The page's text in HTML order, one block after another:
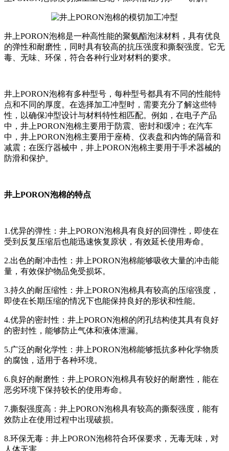
井上PORON泡棉是一种高性能的聚氨酯泡沫材料，具有优良
的弹性和耐磨性，同时具有较高的抗压强度和撕裂强度。它无
毒、无味、环保，符合各种行业对材料的要求。
井上PORON泡棉有多种型号，每种型号都具有不同的性能特
点和不同的厚度。在选择加工冲型时，需要充分了解这些特
性，以确保冲型设计与材料特性相匹配。例如，在电子产品
中，井上PORON泡棉主要用于防震、密封和缓冲；在汽车
中，井上PORON泡棉主要用于座椅、仪表盘和内饰的隔音和
减震；在医疗器械中，井上PORON泡棉主要用于手术器械的
防滑和保护。
井上PORON泡棉的特点
1.优异的弹性：井上PORON泡棉具有良好的回弹性，即使在
受到反复压缩后也能迅速恢复原状，有效延长使用寿命。
2.出色的耐冲击性：井上PORON泡棉能够吸收大量的冲击能
量，有效保护物品免受损坏。
3.持久的耐压缩性：井上PORON泡棉具有较高的压缩强度，
即使在长期压缩的情况下也能保持良好的形状和性能。
4.优异的密封性：井上PORON泡棉的闭孔结构使其具有良好
的密封性，能够防止气体和液体泄漏。
5.广泛的耐化学性：井上PORON泡棉能够抵抗多种化学物质
的腐蚀，适用于各种环境。
6.良好的耐磨性：井上PORON泡棉具有较好的耐磨性，能在
恶劣环境下保持较长的使用寿命。
7.撕裂强度高：井上PORON泡棉具有较高的撕裂强度，能有
效防止在使用过程中出现破损。
8.环保无毒：井上PORON泡棉符合环保要求，无毒无味，对